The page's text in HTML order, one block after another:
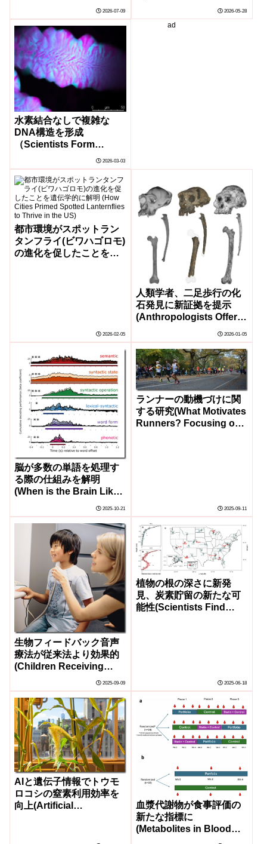
2026-07-09
How Mysterious Acids
Give Bacteria Their
Shape）
2026-05-28
水素結合なしで複雑な
DNA構造を形成
（Scientists Form
Structures Without
Hydrogen Bonds）
2026-03-03
ad
都市環境がスポットラン
タンフライ(ビワハゴロモ)
の進化を促したことを遺
2026-02-05
人類学者、二足歩行の化
石発見に新証拠を提示
(Anthropologists Offer
Bipedalism in Long-
Debated Fossil
Discovery)
2026-01-05
脳が多数の単語を処理す
る際の仕組みを解明
(When is the Brain Like
When It’s Processing
Many Words at Once)
2025-10-21
ランナーの動機づけに関
する研究(What Motivates
Runners? Focusing on
2025-09-11
生物フィードバック音声
療法が従来法より効果的
(Children Receiving
Biofeedback Speech
Therapy Improved
Faster than with
Traditional Methods)
2025-09-09
植物の根の深さに新発
見、炭素貯留の新たな可
能性(Scientists Find
2025-06-18
AIと遺伝子情報でトウモ
ロコシの窒素利用効率を
向上(Artificial
Farmers Grow Corn with
血漿代謝物が食事評価の
新たな指標に
(Metabolites in Blood